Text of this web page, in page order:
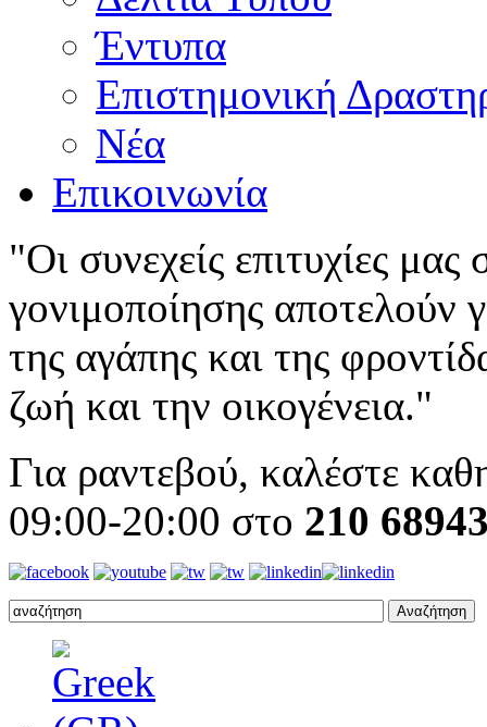
Έντυπα
Επιστημονική
Νέα
Επικοινωνία
"Οι συνεχείς επιτυχίες
γονιμοποίησης αποτελούν
της αγάπης και της
ζωή και την οικογένεια."
Για ραντεβού, καλέστε
09:00-20:00 στο 210